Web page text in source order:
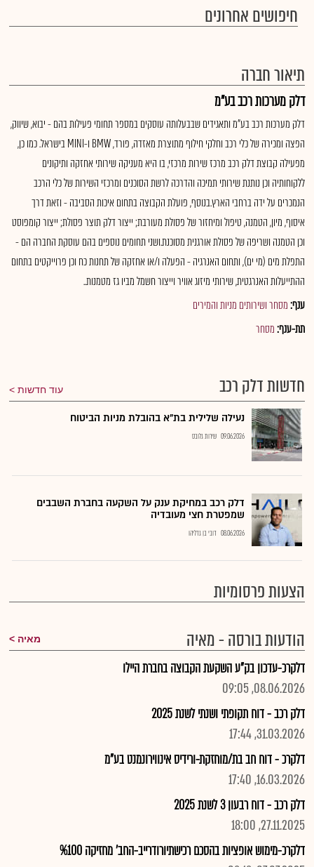
חיפושים אחרונים
תיאור חברה
דלק מערכות רכב בע"מ
דלק מערכות רכב בע"מ ותאגידים שבבעלותה עוסקים במספר תחומי פעילות בהם - יבוא, שיווק,
הפצה ומכירה של כלי רכב וחלקי חילוף מתוצרת מאזדה, פורד, BMW ו-MINI בישראל. כמו כן,
מפעילה קבוצת דלק רכב מרכז שירות מרכזי, בו היא מעניקה שירותי אחזקה ותיקונים
ללקוחותיה וכן נותנת שירותי תמיכה והדרכה לרשת הסוכנים ומרכזי השירות של כלי הרכב
הנמכרים על ידה ברחבי הארץ.בנוסף, פועלת הקבוצה בתחום איכות הסביבה - וזאת דרך
איסוף, מיון, הטמנה, טיפול ומיחזור של פסולת מעורבת; ייצור דלק תוצר פסולת; ייצור קומפוסט
וכן הטמנה ושריפה של פסולת אורגנית מסוכנת.ושני תחומים נוספים בהם עוסקת החברה הם -
התפלת מים (מי ים), ותחום האנרגיה - הפעלה ו/או אחזקה של תחנות כח וכן פרוייקטים בתחום
ההתייעלות האנרגטית, שירותי מיזוג אוויר וייצור חשמל מביו גז מטמנות..
ענף:מסחר ושירותים מניות והמירים
תת-ענף:מסחר
חדשות דלק רכב עוד חדשות
נעילה שלילית בת"א בהובלת מניות הביטוח
09.06.2026 שירות גלובס
דלק רכב במחיקת ענק על השקעה בחברת השבבים
שמפטרת חצי מעובדיה
08.06.2026 דובי בן גדליהו
הצעות פרסומיות
הודעות בורסה - מאיה
מאיה
דלקרכ-עדכון בק"ע השקעת הקבוצה בחברת היילו
08.06.2026, 09:05
דלק רכב - דוח תקופתי ושנתי לשנת 2025
31.03.2026, 17:44
דלקרכ - דוח חב בת/מוחזקת-ורידיס אינווירונמנט בע"מ
16.03.2026, 17:40
דלק רכב - דוח רבעון 3 לשנת 2025
27.11.2025, 18:00
דלקרכ-מימוש אופציות בהסכם רכישתיורודרייב-החב' מחזיקה %100